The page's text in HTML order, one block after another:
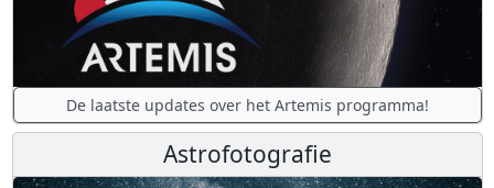
De laatste updates over het Artemis programma!
Astrofotografie